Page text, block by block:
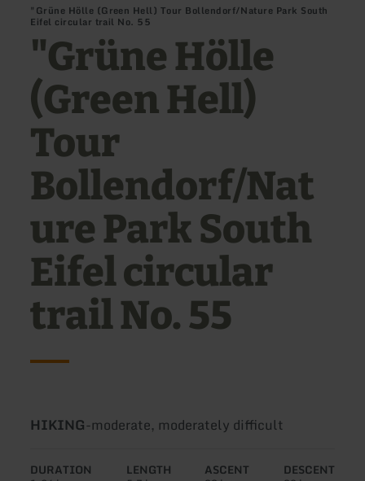
"Grüne Hölle (Green Hell) Tour Bollendorf/Nature Park South
Eifel circular trail No. 55
"Grüne Hölle
(Green Hell)
Tour
Bollendorf/Nat
ure Park South
Eifel circular
trail No. 55
Type
tour:
HIKING-Difficulty:
moderate, moderately difficult
DURATION LENGTH ASCENT DESCENT